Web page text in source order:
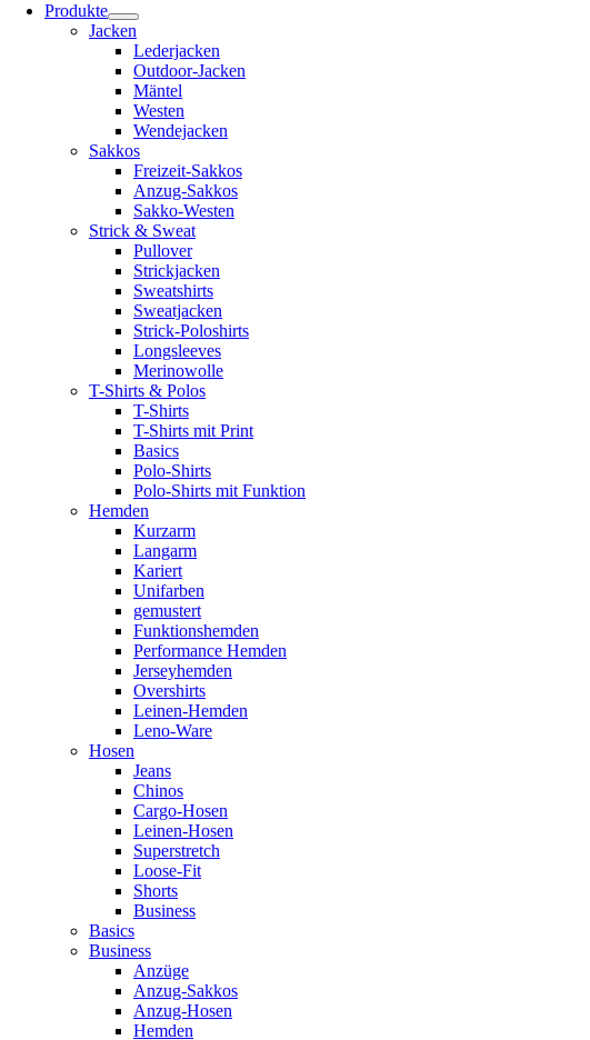
Produkte
Jacken
Lederjacken
Outdoor-Jacken
Mäntel
Westen
Wendejacken
Sakkos
Freizeit-Sakkos
Anzug-Sakkos
Sakko-Westen
Strick & Sweat
Pullover
Strickjacken
Sweatshirts
Sweatjacken
Strick-Poloshirts
Longsleeves
Merinowolle
T-Shirts & Polos
T-Shirts
T-Shirts mit Print
Basics
Polo-Shirts
Polo-Shirts mit Funktion
Hemden
Kurzarm
Langarm
Kariert
Unifarben
gemustert
Funktionshemden
Performance Hemden
Jerseyhemden
Overshirts
Leinen-Hemden
Leno-Ware
Hosen
Jeans
Chinos
Cargo-Hosen
Leinen-Hosen
Superstretch
Loose-Fit
Shorts
Business
Basics
Business
Anzüge
Anzug-Sakkos
Anzug-Hosen
Hemden